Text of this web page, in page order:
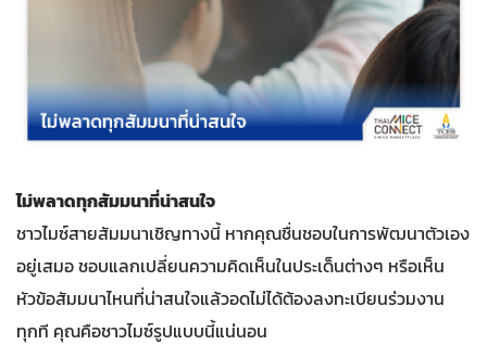
ไม่พลาดทุกสัมมนาที่น่าสนใจ
ชาวไมซ์สายสัมมนาเชิญทางนี้ หากคุณชื่นชอบในการพัฒนาตัวเอง
อยู่เสมอ ชอบแลกเปลี่ยนความคิดเห็นในประเด็นต่างๆ หรือเห็น
หัวข้อสัมมนาไหนที่น่าสนใจแล้วอดไม่ได้ต้องลงทะเบียนร่วมงาน
ทุกที คุณคือชาวไมซ์รูปแบบนี้แน่นอน